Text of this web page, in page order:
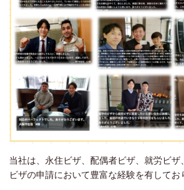
当社は、永住ビザ、配偶者ビザ、就労ビザ
ビザの申請において豊富な経験を有してお